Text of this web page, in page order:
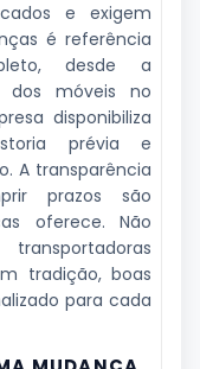
e exigem
é referência
desde a
dos móveis no
disponibiliza
prévia e
A transparência
prazos são
oferece. Não
tradição, boas
para cada